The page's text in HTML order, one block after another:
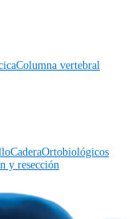
Columna vertebral
CaderaOrtobiológicos
y resección